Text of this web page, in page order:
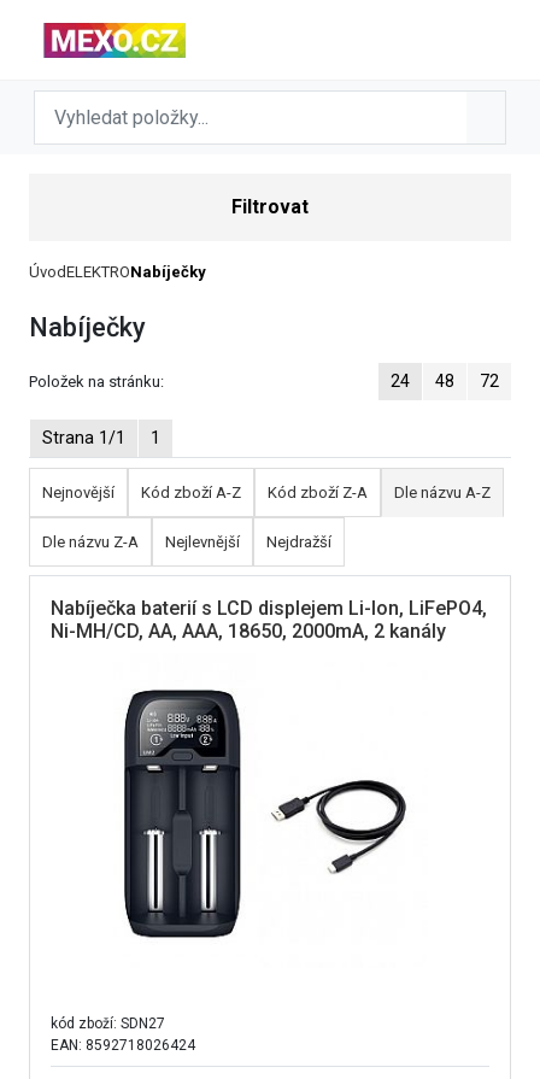
Filtrovat
ÚvodELEKTRONabíječky
Nabíječky
Položek na stránku: 24 48 72
Strana 1/1 1
Nejnovější Kód zboží A-Z Kód zboží Z-A Dle názvu A-Z
Dle názvu Z-A Nejlevnější Nejdražší
Nabíječka baterií s LCD displejem Li-Ion, LiFePO4,
Ni-MH/CD, AA, AAA, 18650, 2000mA, 2 kanály
kód zboží: SDN27
EAN: 8592718026424